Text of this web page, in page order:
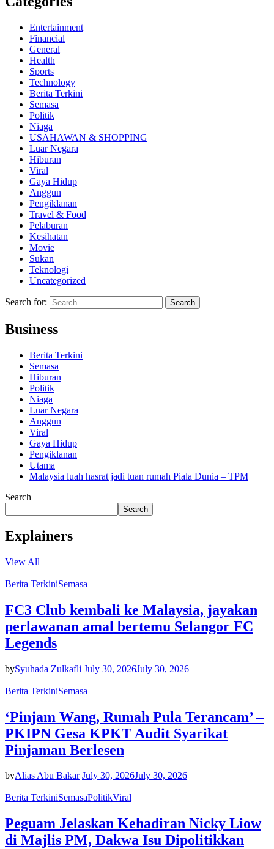
Entertainment
Financial
General
Health
Sports
Technology
Berita Terkini
Semasa
Politik
Niaga
USAHAWAN & SHOPPING
Luar Negara
Hiburan
Viral
Gaya Hidup
Anggun
Pengiklanan
Travel & Food
Pelaburan
Kesihatan
Movie
Sukan
Teknologi
Uncategorized
Search for:
Business
Berita Terkini
Semasa
Hiburan
Politik
Niaga
Luar Negara
Anggun
Viral
Gaya Hidup
Pengiklanan
Utama
Malaysia luah hasrat jadi tuan rumah Piala Dunia – TPM
Search
Search
Explainers
View All
Berita TerkiniSemasa
FC3 Club kembali ke Malaysia, jayakan
perlawanan amal bertemu Selangor FC
Legends
bySyuhada Zulkafli July 30, 2026July 30, 2026
Berita TerkiniSemasa
‘Pinjam Wang, Rumah Pula Terancam’ –
PKIPN Gesa KPKT Audit Syarikat
Pinjaman Berlesen
byAlias Abu Bakar July 30, 2026July 30, 2026
Berita TerkiniSemasaPolitikViral
Peguam Jelaskan Kehadiran Nicky Liow
di Majlis PM, Dakwa Isu Dipolitikkan